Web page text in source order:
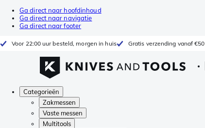
Ga direct naar hoofdinhoud
Ga direct naar navigatie
Ga direct naar footer
Voor 22:00 uur besteld, morgen in huis Gratis verzending vanaf €50
Categorieën
Zakmessen
Vaste messen
Multitools